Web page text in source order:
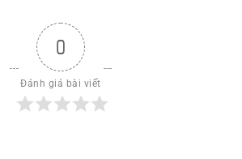
0
Đánh giá bài viết